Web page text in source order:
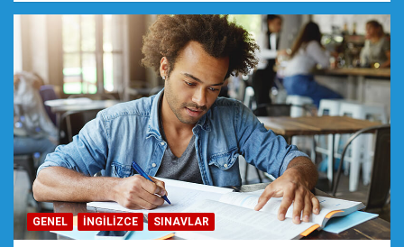
GENEL İNGILIZCE SINAVLAR